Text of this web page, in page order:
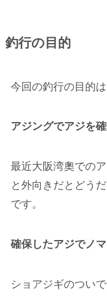
釣行の目的
今回の釣行の目的は
アジングでアジを確
最近大阪湾奧での
と外向きだとどう
です。
確保したアジでノ
ショアジギのつい